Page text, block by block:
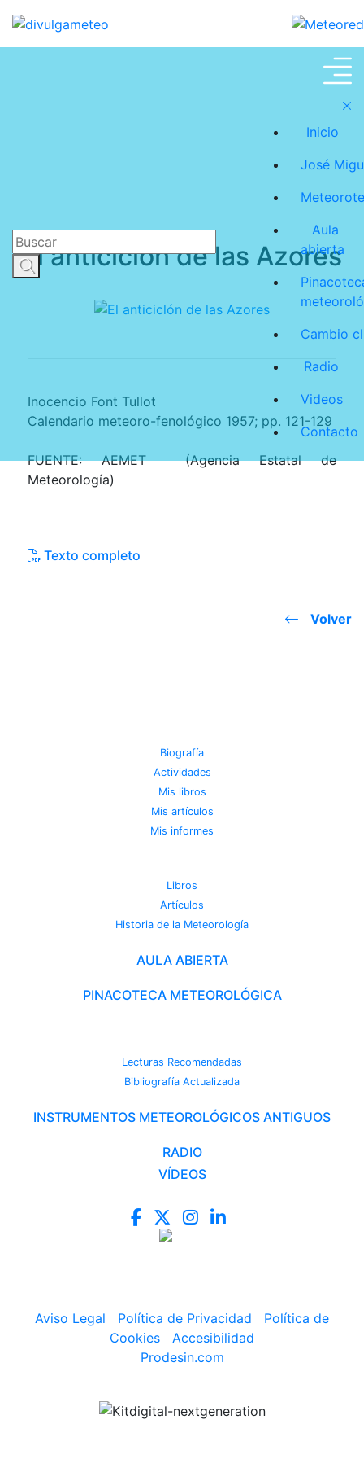
Inicio
José
Aula
abierta
Cambio
Radio
Videos
Contacto
Meteoroteca
El anticiclón de las Azores
Inocencio Font Tullot
Calendario meteoro-fenológico 1957; pp. 121-129
FUENTE: AEMET (Agencia Estatal de
Meteorología)
Texto completo
Volver
Biografía
Actividades
Mis libros
Mis artículos
Mis informes
Libros
Artículos
Historia de la Meteorología
AULA ABIERTA
PINACOTECA METEOROLÓGICA
Lecturas Recomendadas
Bibliografía Actualizada
INSTRUMENTOS METEOROLÓGICOS ANTIGUOS
RADIO
VÍDEOS
Aviso Legal Política de Privacidad
Política de
Cookies
Accesibilidad
Prodesin.com